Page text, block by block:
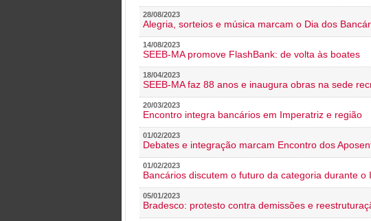
28/08/2023
Alegria, sorteios e música marcam o Dia dos
14/08/2023
SEEB-MA promove FlashBank: de volta às boates
18/04/2023
SEEB-MA faz 88 anos e inaugura obras na sede
20/03/2023
Encontro integra bancários em Imperatriz e região
01/02/2023
Debates e integração marcam Encontro dos
01/02/2023
Bancários discutem o futuro da categoria durante o
05/01/2023
Bradesco: protesto contra demissões e